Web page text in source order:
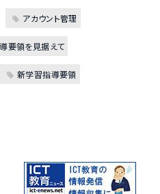
アカウント管理
要領を見据えて
新学習指導要領